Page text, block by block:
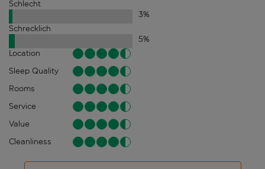
Schlecht
3%
Schrecklich
5%
Location
Sleep Quality
Rooms
Service
Value
Cleanliness